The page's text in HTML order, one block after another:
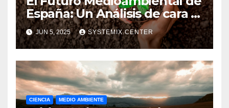
España: Un Análisis de cara a
2026
JUN 5, 2025 SYSTEMIX.CENTER
CIENCIA MEDIO AMBIENTE